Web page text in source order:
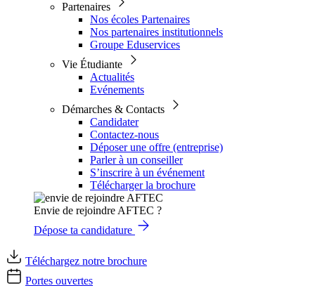
Partenaires
Nos écoles Partenaires
Nos partenaires institutionnels
Groupe Eduservices
Vie Étudiante
Actualités
Evénements
Démarches & Contacts
Candidater
Contactez-nous
Déposer une offre (entreprise)
Parler à un conseiller
S’inscrire à un événement
Télécharger la brochure
Envie de rejoindre AFTEC ?
Dépose ta candidature
Téléchargez notre brochure
Portes ouvertes